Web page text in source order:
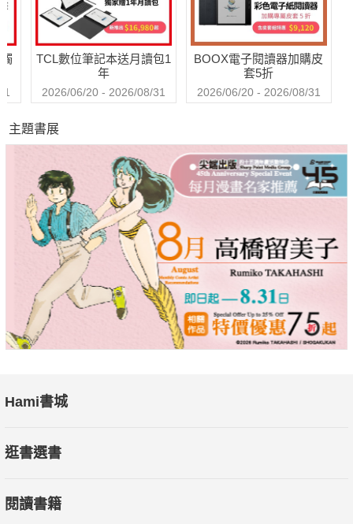
TCL數位筆記本送月讀包1
年
2026/06/20 - 2026/08/31
BOOX電子閱讀器加購皮
套5折
2026/06/20 - 2026/08/31
主題書展
Hami書城
逛書選書
閱讀書籍